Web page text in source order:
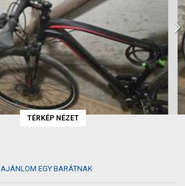
TÉRKÉP NÉZET
AJÁNLOM EGY BARÁTNAK